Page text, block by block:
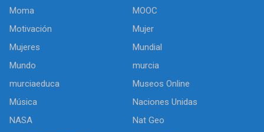
Moma
MOOC
Motivación
Mujer
Mujeres
Mundial
Mundo
murcia
murciaeduca
Museos Online
Música
Naciones Unidas
NASA
Nat Geo